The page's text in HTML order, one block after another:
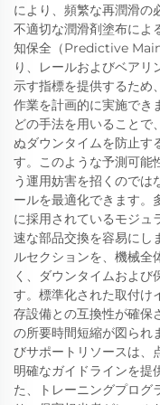
により、頻繁な再潤滑の
不適切な潤滑剤塗布によ
知保全（Predictive
り、レールおよびベアリ
示す指標を提供するため
作業を計画的に実施でき
どの手法を用いることで
ぬダウンタイムを防止す
す。このような予測可能
う運用妨害を招くのでは
ールを最適化できます。
に採用されているモジュ
速な部品交換を容易にし
ルセクションを、機械全
く、ダウンタイムおよび
す。標準化された取付け
存設備との互換性が確保
の所要時間短縮が図られ
びサポートリソースは、
明確なガイドラインを提
た、トレーニングプログ